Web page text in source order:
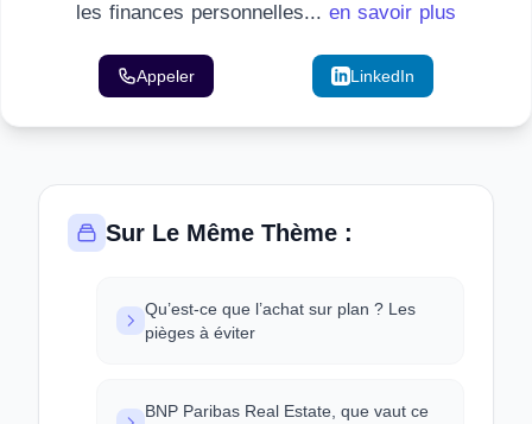
les finances personnelles... en savoir plus
Appeler LinkedIn
Sur Le Même Thème :
Qu’est-ce que l’achat sur plan ? Les
pièges à éviter
BNP Paribas Real Estate, que vaut ce